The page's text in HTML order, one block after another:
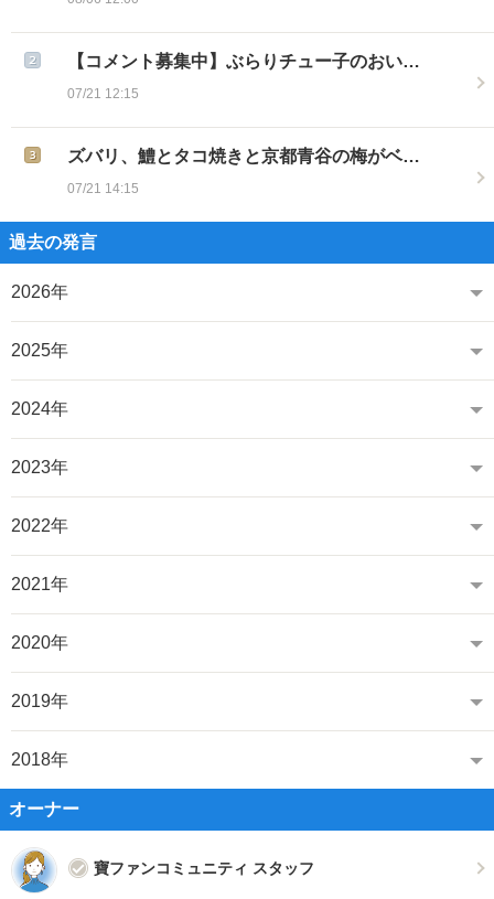
【コメント募集中】ぶらりチュー子のおい…
07/21 12:15
ズバリ、鱧とタコ焼きと京都青谷の梅がベ…
07/21 14:15
過去の発言
2026年
2025年
2024年
2023年
2022年
2021年
2020年
2019年
2018年
オーナー
寶ファンコミュニティ スタッフ